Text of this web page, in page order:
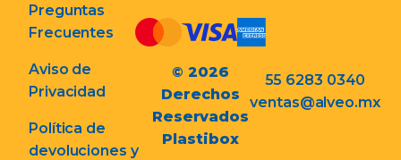
Preguntas
Frecuentes
Aviso de
Privacidad
Política de
devoluciones y
© 2026
Derechos
Reservados
Plastibox
55 6283 0340
ventas@alveo.mx